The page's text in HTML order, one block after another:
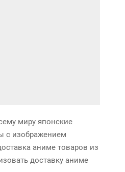
миру японские
с изображением
аниме товаров из
доставку аниме